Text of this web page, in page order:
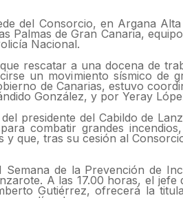
del Consorcio, en Argana
Palmas de Gran Canaria,
Nacional.
rescatar a una docena de
un movimiento sísmico de
de Canarias, estuvo
González, y por Yeray
presidente del Cabildo de
combatir grandes
que, tras su cesión al
de la Prevención de
A las 17.00 horas, el
Gutiérrez, ofrecerá la